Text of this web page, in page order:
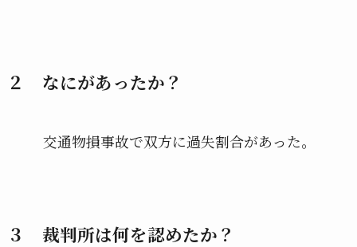
２ なにがあったか？
交通物損事故で双方に過失割合があった。
３ 裁判所は何を認めたか？